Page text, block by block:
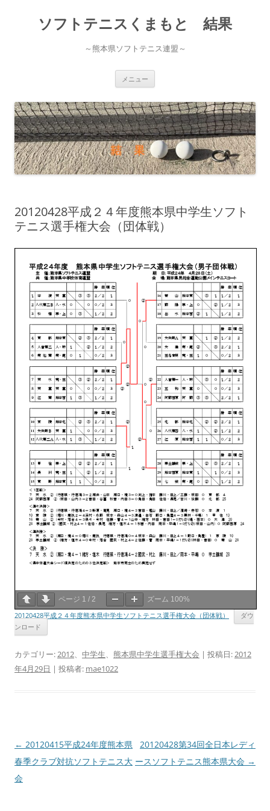
ソフトテニスくまもと 結果
～熊本県ソフトテニス連盟～
メニュー
ン
ツ
へ
ス
キ
ッ
プ
20120428平成２４年度熊本県中学生ソフト
テニス選手権大会（団体戦）
ページ 1 / 2 ズーム 100%
20120428平成２４年度熊本県中学生ソフトテニス選手権大会（団体戦）
ダウ
ンロード
カテゴリー:2012、 中学生、 熊本県中学生選手権大会 | 投稿日:2012
年4月29日 | 投稿者: mae1022
投
稿
ナ
← 20120415平成24年度熊本県
春季クラブ対抗ソフトテニス大
会
20120428第34回全日本レディ
ースソフトテニス熊本県大会 →